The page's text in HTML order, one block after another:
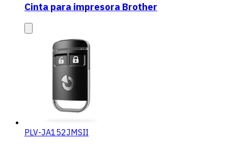
Cinta para impresora Brother
PLV-JA152JMSII